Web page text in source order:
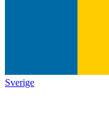
Sverige